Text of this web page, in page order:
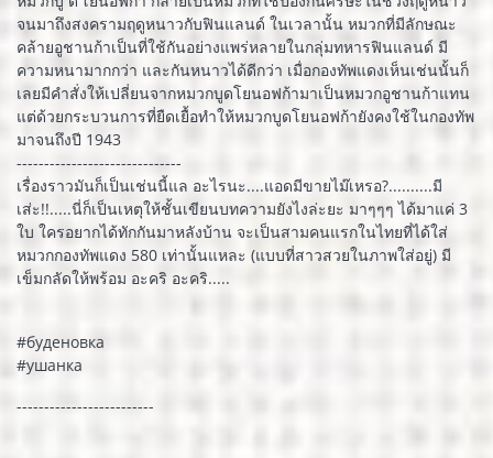
จนมาถึงสงครามฤดูหนาวกับฟินแลนด์ ในเวลานั้น หมวกที่มีลักษณะ
คล้ายอูชานก้าเป็นที่ใช้กันอย่างแพร่หลายในกลุ่มทหารฟินแลนด์ มี
ความหนามากกว่า และกันหนาวได้ดีกว่า เมื่อกองทัพแดงเห็นเช่นนั้นก็
เลยมีคำสั่งให้เปลี่ยนจากหมวกบูดโยนอฟก้ามาเป็นหมวกอูชานก้าแทน
แต่ด้วยกระบวนการที่ยืดเยื้อทำให้หมวกบูดโยนอฟก้ายังคงใช้ในกองทัพ
มาจนถึงปี 1943
------------------------------
เรื่องราวมันก็เป็นเช่นนี้แล อะไรนะ....แอดมีขายไม๊เหรอ?..........มี
เส่ะ!!.....นี่ก็เป็นเหตุให้ชั้นเขียนบทความยังไงล่ะยะ มาๆๆๆ ได้มาแค่ 3
ใบ ใครอยากได้ทักกันมาหลังบ้าน จะเป็นสามคนแรกในไทยที่ได้ใส่
หมวกกองทัพแดง 580 เท่านั้นแหละ (แบบที่สาวสวยในภาพใส่อยู่) มี
เข็มกลัดให้พร้อม อะคริ อะคริ.....
#буденовка
#ушанка
-------------------------